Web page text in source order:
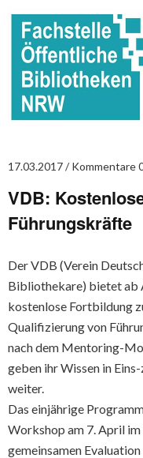
17.03.2017 Kommentare
VDB:
Führungskräfte
Der VDB (Verein
Bibliothekare) bietet ab
kostenlose Fortbildung
Qualifizierung von
nach dem Mentoring-
geben ihr Wissen in
weiter.
Das einjährige
Workshop am 7. April
gemeinsamen